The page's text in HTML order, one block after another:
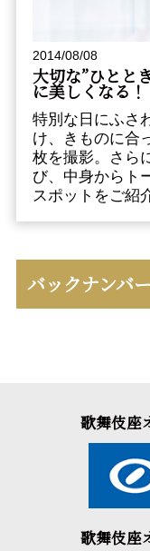
2014/08/08
大切な”ひとと
に美しくなる！
特別な日にふさ
け、きものに合
枚を撮影。さら
び、中身からト
スポットをご紹
バックナンバー
歌舞伎座
歌舞伎座